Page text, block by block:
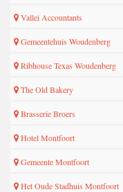
Vallei Accountants
Gemeentehuis Woudenberg
Ribhouse Texas Woudenberg
The Old Bakery
Brasserie Broers
Hotel Montfoort
Gemeente Montfoort
Het Oude Stadhuis Montfoort